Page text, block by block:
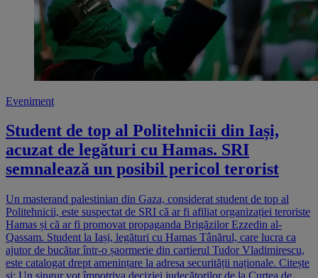
Eveniment
Student de top al Politehnicii din Iași,
acuzat de legături cu Hamas. SRI
semnalează un posibil pericol terorist
Un masterand palestinian din Gaza, considerat student de top al
Politehnicii, este suspectat de SRI că ar fi afiliat organizației teroriste
Hamas și că ar fi promovat propaganda Brigăzilor Ezzedin al-
Qassam. Student la Iași, legături cu Hamas Tânărul, care lucra ca
ajutor de bucătar într-o șaormerie din cartierul Tudor Vladimirescu,
este catalogat drept amenințare la adresa securității naționale. Citește